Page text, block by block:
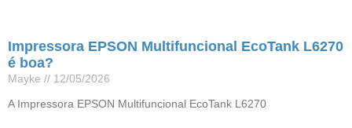
Impressora EPSON Multifuncional EcoTank L6270
é boa?
Mayke
12/05/2026
A Impressora EPSON Multifuncional EcoTank L6270